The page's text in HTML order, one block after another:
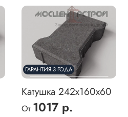
ГАРАНТИЯ 3 ГОДА
Катушка 242х160х60
От 1017 р.